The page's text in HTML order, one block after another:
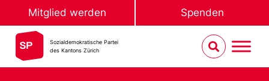
Mitglied werden Spenden
Sozialdemokratische Partei
des Kantons Zürich